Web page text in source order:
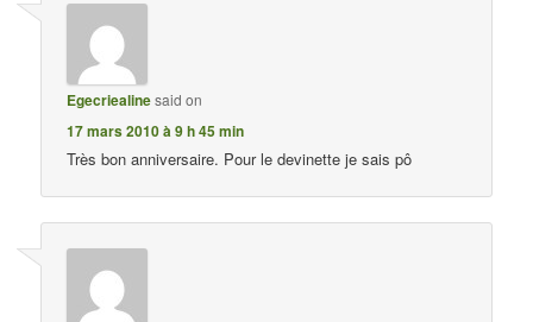
Egecriealinesaid on
17 mars 2010 à 9 h 45 min
Très bon anniversaire. Pour le devinette je sais pô